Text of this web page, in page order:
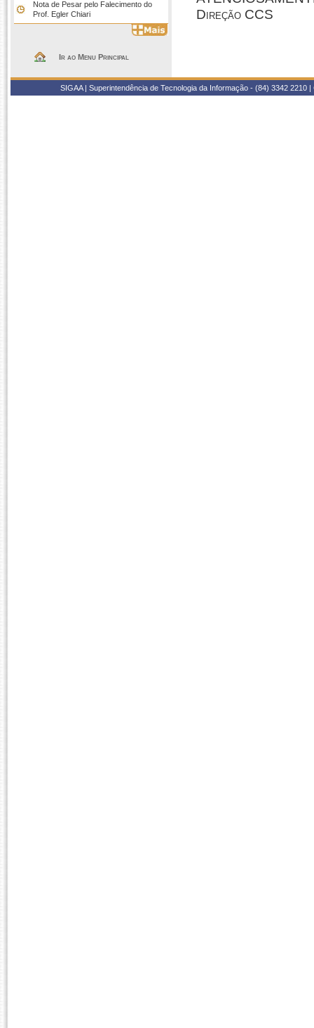
Nota de Pesar pelo Falecimento do
Prof. Egler Chiari
Ir ao Menu Principal
Direção CCS
SIGAA | Superintendência de Tecnologia da Informação - (84) 3342